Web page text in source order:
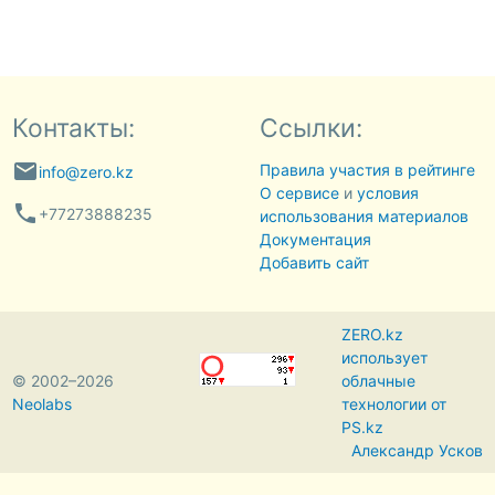
Контакты:
emailinfo@zero.kz
phone +77273888235
Ссылки:
Правила участия в рейтинге
О сервисеи условия
использования материалов
Документация
Добавить сайт
© 2002–2026
Neolabs
ZERO.kz
использует
облачные
технологии от
PS.kz
Александр Усков